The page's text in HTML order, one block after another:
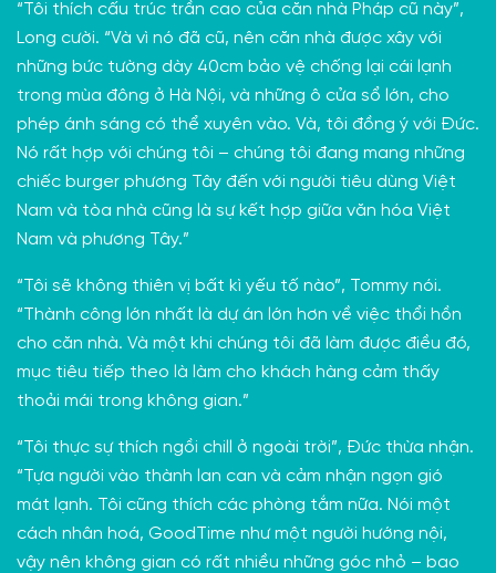
“Tôi thích cấu trúc trần cao của căn nhà Pháp cũ này”,
Long cười. “Và vì nó đã cũ, nên căn nhà được xây với
những bức tường dày 40cm bảo vệ chống lại cái lạnh
trong mùa đông ở Hà Nội, và những ô cửa sổ lớn, cho
phép ánh sáng có thể xuyên vào. Và, tôi đồng ý với Đức.
Nó rất hợp với chúng tôi – chúng tôi đang mang những
chiếc burger phương Tây đến với người tiêu dùng Việt
Nam và tòa nhà cũng là sự kết hợp giữa văn hóa Việt
Nam và phương Tây.”
“Tôi sẽ không thiên vị bất kì yếu tố nào”, Tommy nói.
“Thành công lớn nhất là dự án lớn hơn về việc thổi hồn
cho căn nhà. Và một khi chúng tôi đã làm được điều đó,
mục tiêu tiếp theo là làm cho khách hàng cảm thấy
thoải mái trong không gian.”
“Tôi thực sự thích ngồi chill ở ngoài trời”, Đức thừa nhận.
“Tựa người vào thành lan can và cảm nhận ngọn gió
mát lạnh. Tôi cũng thích các phòng tắm nữa. Nói một
cách nhân hoá, GoodTime như một người hướng nội,
vậy nên không gian có rất nhiều những góc nhỏ – bao